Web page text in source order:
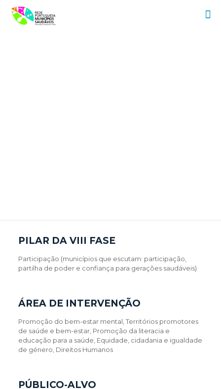
PILAR DA VIII FASE
Participação (municípios que escutam: participação,
partilha de poder e confiança para gerações saudáveis)
ÁREA DE INTERVENÇÃO
Promoção do bem-estar mental, Territórios promotores
de saúde e bem-estar, Promoção da literacia e
educação para a saúde, Equidade, cidadania e igualdade
de género, Direitos Humanos
PÚBLICO-ALVO